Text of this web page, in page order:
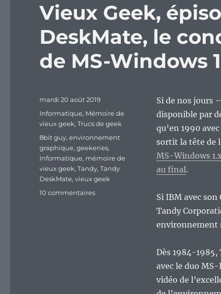
Vieux Geek,
DeskMate, le
de MS-Windows
Si de nos jours
disponible par
qu’en 1990
sortit la tête de
MS-Windows
au final.
Si IBM avec
Tandy
environnement
Dès 1984-1985,
avec le duo MS-
vidéo de
Publié
mardi 20 août 2019
Catégories
Informatique, Mémoire de
vieux geek,Trucs de geek
Étiquettes
8bit guy,environnement
graphique,geekeries,
Informatique, mémoire de
vieux geek,Tandy,Tandy
DeskMate,vieux geek
10 commentairessur